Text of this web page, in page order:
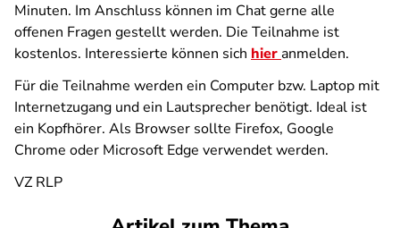
Minuten. Im Anschluss können im Chat gerne alle
offenen Fragen gestellt werden. Die Teilnahme ist
kostenlos. Interessierte können sich hieranmelden.
Für die Teilnahme werden ein Computer bzw. Laptop mit
Internetzugang und ein Lautsprecher benötigt. Ideal ist
ein Kopfhörer. Als Browser sollte Firefox, Google
Chrome oder Microsoft Edge verwendet werden.
VZ RLP